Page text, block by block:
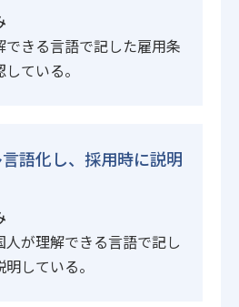
できる言語で記した雇用条
ている。
語化し、採用時に説明
人が理解できる言語で記し
している。